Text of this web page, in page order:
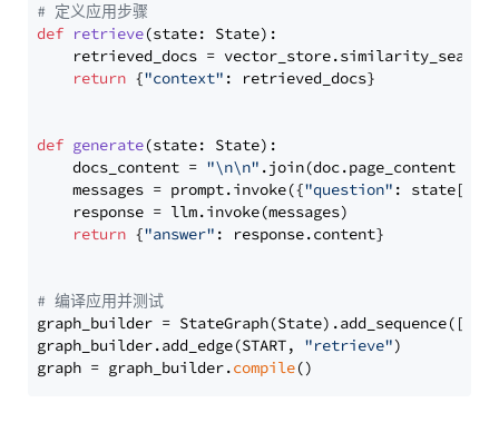
# 定义应用步骤
def retrieve(state: State):
retrieved_docs =
return {"context" : retrieved_docs}
def generate(state: State):
    docs_content =
"\n\n" .join(doc.page_content
    messages = prompt.invoke({
"question" : state[
    response = llm.invoke(messages)
return {"answer" : response.content}
# 编译应用并测试
graph_builder =
graph_builder.add_edge(START, "retrieve")
graph = graph_builder.compile